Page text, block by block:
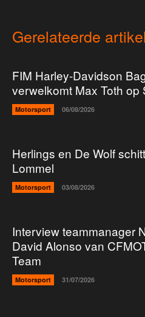
Gerelateerde
FIM Harley-Davidson
verwelkomt Max Toth op
Motorsport 06/08/2026
Herlings en De Wolf
Lommel
Motorsport 03/08/2026
Interview teammanager
David Alonso van
Team
Motorsport 31/07/2026